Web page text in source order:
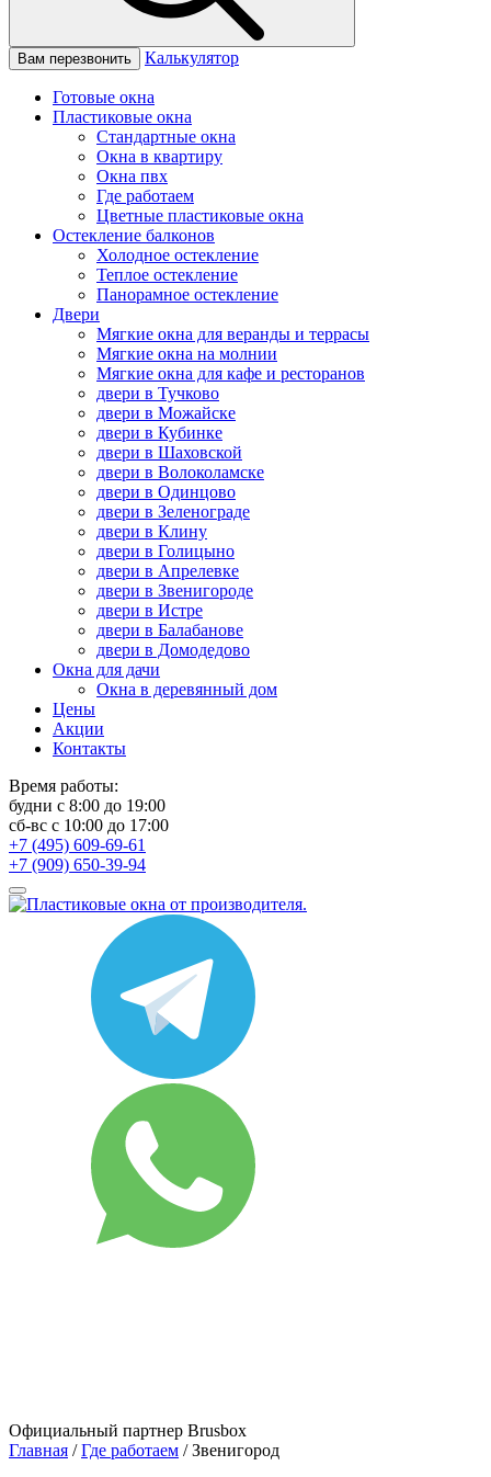
Вам перезвонить Калькулятор
Готовые окна
Пластиковые окна
Стандартные окна
Окна в квартиру
Окна пвх
Где работаем
Цветные пластиковые окна
Остекление балконов
Холодное остекление
Теплое остекление
Панорамное остекление
Двери
Мягкие окна для веранды и террасы
Мягкие окна на молнии
Мягкие окна для кафе и ресторанов
двери в Тучково
двери в Можайске
двери в Кубинке
двери в Шаховской
двери в Волоколамске
двери в Одинцово
двери в Зеленограде
двери в Клину
двери в Голицыно
двери в Апрелевке
двери в Звенигороде
двери в Истре
двери в Балабанове
двери в Домодедово
Окна для дачи
Окна в деревянный дом
Цены
Акции
Контакты
Время работы:
будни с 8:00 до 19:00
сб-вс с 10:00 до 17:00
+7 (495) 609-69-61
+7 (909) 650-39-94
Официальный партнер Brusbox
Главная /Где работаем /Звенигород